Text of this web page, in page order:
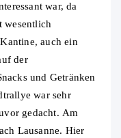
war, da
wesentlich
auch ein
der
und Getränken
war sehr
gedacht. Am
Lausanne. Hier